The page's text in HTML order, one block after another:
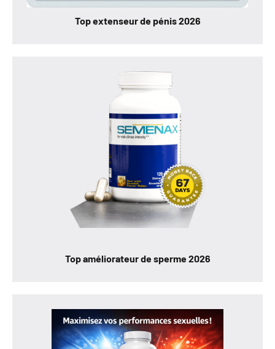
Top extenseur de pénis 2026
Top améliorateur de sperme 2026